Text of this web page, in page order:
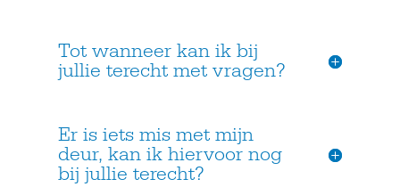
Tot wanneer kan ik bij
jullie terecht met vragen?
Er is iets mis met mijn
deur, kan ik hiervoor nog
bij jullie terecht?